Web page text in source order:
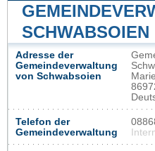
SCHWABSOIEN
Adresse der
Gemeindeverwaltung
von Schwabsoien
Telefon der
Gemeindeverwaltung